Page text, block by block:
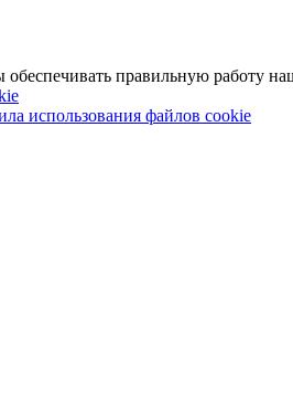
правильную работу
использования файлов cookie